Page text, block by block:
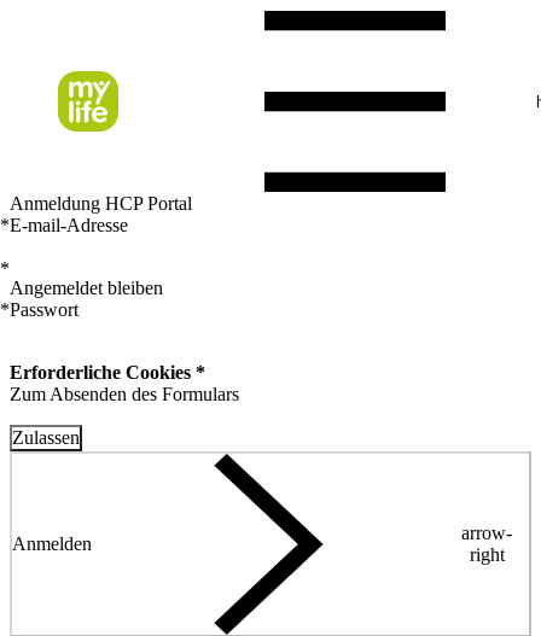
Anmeldung HCP Portal
*E-mail-Adresse
*
Angemeldet bleiben
*Passwort
Erforderliche Cookies *
Zum Absenden des Formulars
Zulassen
Anmelden
arrow-
right